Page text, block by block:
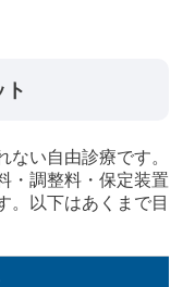
い自由診療です。
・調整料・保定装置
。以下はあくまで目